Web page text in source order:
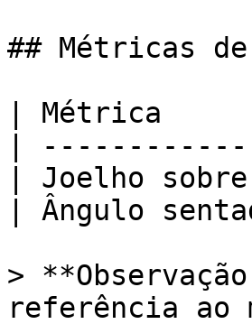
## Métricas
| Métrica
|
| Joelho
| Ângulo
>
referência ao